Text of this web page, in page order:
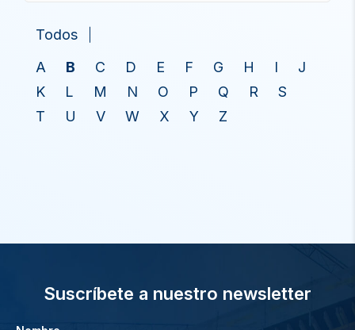
Todos
A
B C D E F G H I
J
K
L M N O P Q R
S
T
U V W X Y Z
Suscríbete a nuestro newsletter